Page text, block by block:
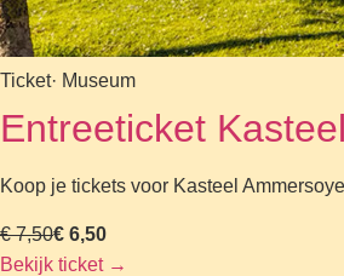
Ticket· Museum
Entreeticket
Koop je tickets voor Kasteel
€ 7,50€ 6,50
Bekijk ticket →